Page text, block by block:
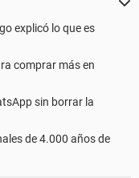
explicó lo que es
comprar más en
sin borrar la
de 4.000 años de